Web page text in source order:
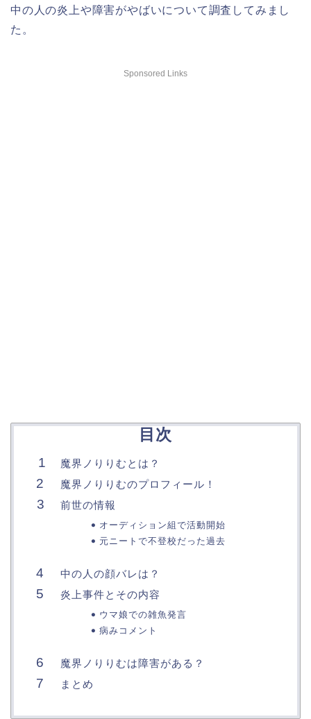
中の人の炎上や障害がやばいについて調査してみまし
た。
Sponsored Links
目次
魔界ノりりむとは？
魔界ノりりむのプロフィール！
前世の情報
オーディション組で活動開始
元ニートで不登校だった過去
中の人の顔バレは？
炎上事件とその内容
ウマ娘での雑魚発言
病みコメント
魔界ノりりむは障害がある？
まとめ